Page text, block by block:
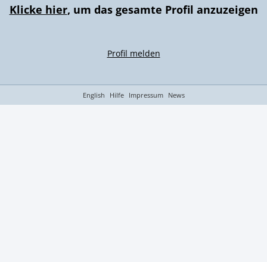
Klicke hier, um das gesamte Profil anzuzeigen
Profil melden
English Hilfe Impressum News